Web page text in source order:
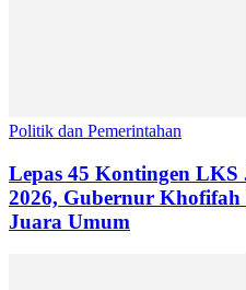
Politik dan Pemerintahan
Lepas 45 Kontingen
2026, Gubernur
Juara Umum